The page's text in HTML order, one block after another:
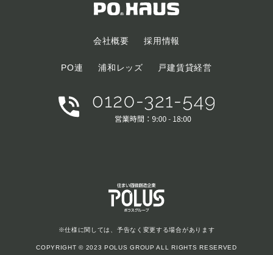
会社概要 採用情報
PO連 浦和レッズ 戸建賃貸経営
※仕様に関しては、予告なく変更する場合があります
COPYRIGHT © 2023 POLUS GROUP ALL RIGHTS RESERVED